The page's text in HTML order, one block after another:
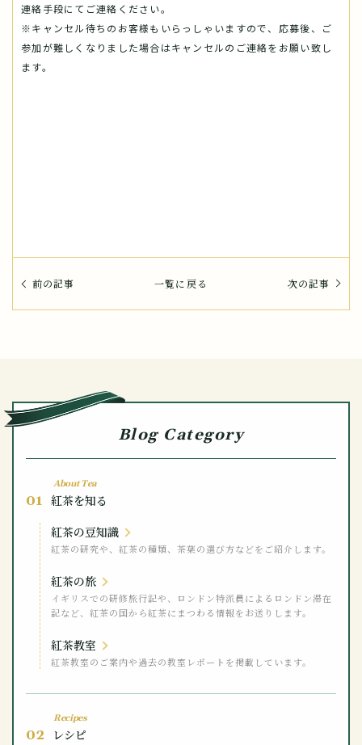
連絡手段にてご連絡ください。
※キャンセル待ちのお客様もいらっしゃいますので、応募後、ご
参加が難しくなりました場合はキャンセルのご連絡をお願い致し
ます。
前の記事 一覧に戻る 次の記事
Blog Category
About Tea
01 紅茶を知る
紅茶の豆知識
紅茶の研究や、紅茶の種類、茶葉の選び方などをご紹介します。
紅茶の旅
イギリスでの研修旅行記や、ロンドン特派員によるロンドン滞在
記など、紅茶の国から紅茶にまつわる情報をお送りします。
紅茶教室
紅茶教室のご案内や過去の教室レポートを掲載しています。
Recipes
02
レシピ